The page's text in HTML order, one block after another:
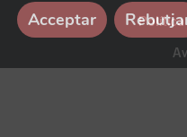
Acceptar